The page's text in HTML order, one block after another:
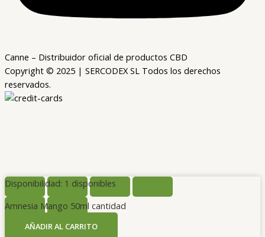
Canne – Distribuidor oficial de productos CBD
Copyright © 2025 | SERCODEX SL Todos los derechos
reservados.
Disponibilidad: 1 disponibles
Amnesia Mango 50ml cantidad
AÑADIR AL CARRITO